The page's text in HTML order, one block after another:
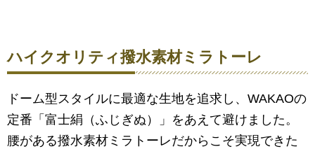
ハイクオリティ撥水素材ミラトーレ
ドーム型スタイルに最適な生地を追求し、WAKAOの
定番「富士絹（ふじぎぬ）」をあえて避けました。
腰がある撥水素材ミラトーレだからこそ実現できた